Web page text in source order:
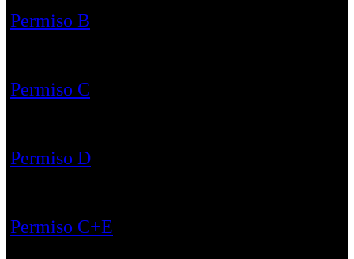
Permiso B
Permiso C
Permiso D
Permiso C+E